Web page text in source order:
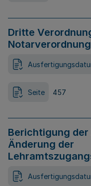
Dritte
Seite 457
Berichtigung
Änderung der